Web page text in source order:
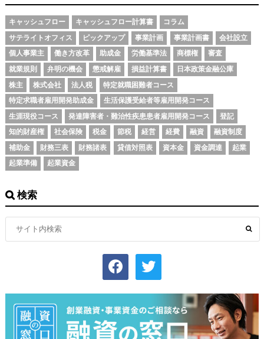
キャッシュフロー キャッシュフロー計算書
コラム
サテライトオフィス
ピックアップ 事業計画 事業計画書
会社設立
個人事業主
働き方改革 助成金 労働基準法 商標権
審査
就業規則
弁明の機会 懲戒解雇 損益計算書
日本政策金融公庫
株主
株式会社 法人税
特定就職困難者コース
特定求職者雇用開発助成金
生活保護受給者等雇用開発コース
生涯現役コース
発達障害者・難治性疾患患者雇用開発コース
登記
知的財産権
社会保険 税金 節税 経営 経費 融資
融資制度
補助金
財務三表 財務諸表 貸借対照表 資本金 資金調達
起業
起業準備
起業資金
検索
facebook twitter